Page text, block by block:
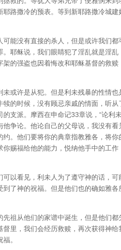
路撒冷的预表。等到新耶路撒冷城
能没有直接的杀人，但是或许我们
耶稣说，我们眼睛犯了淫乱就是淫
的强盗也因着悔改和耶稣基督的救赎
或许是从犯。但是利未残暴的性情
的时候，没有顾忌亲戚的情面，听从
支派。摩西在申命记33章说，“论利
争论。他论自己的父母说，我没有
。他们要将你的典章指教雅各，将
赐福给他的能力，悦纳他手中的工
以看见，利未人为了遵守神的话，
了神的祝福。但是他们也的确如雅各
祖从他们的家谱中诞生，但是他们
里，我们会经历救赎，再次获得神
。